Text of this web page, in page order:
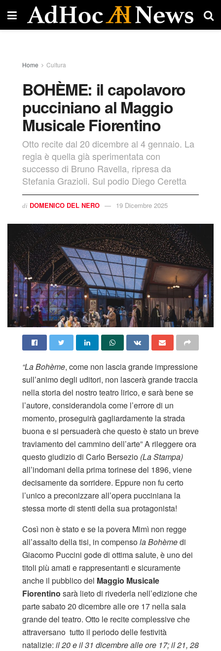
Home Cultura
BOHÈME: il capolavoro
pucciniano al Maggio
Musicale Fiorentino
Otto recite dal 20 dicembre al 4 gennaio. La
regia è quella già sperimentata con
successo di Bruno Ravella, ripresa da
Stefania Grazioli. Sul podio Diego Ceretta
di DOMENICO DEL NERO 19 Dicembre 2025
“La Bohème, come non lascia grande impressione
sull’animo degli uditori, non lascerà grande traccia
nella storia del nostro teatro lirico, e sarà bene se
l’autore, considerandola come l’errore di un
momento, proseguirà gagliardamente la strada
buona e si persuaderà che questo è stato un breve
traviamento del cammino dell’arte” A rileggere ora
questo giudizio di Carlo Bersezio (La Stampa)
all’indomani della prima torinese del 1896, viene
decisamente da sorridere. Eppure non fu certo
l’unico a preconizzare all’opera pucciniana la
stessa morte di stenti della sua protagonista!
Così non è stato e se la povera Mimì non regge
all’assalto della tisi, in compensola Bohèmedi
Giacomo Puccini gode di ottima salute, è uno dei
titoli più amati e rappresentanti e sicuramente
anche il pubblico del Maggio Musicale
Fiorentino sarà lieto di rivederla nell’edizione che
parte sabato 20 dicembre alle ore 17 nella sala
grande del teatro. Otto le recite complessive che
attraversano tutto il periodo delle festività
natalizie: il 20 e il 31 dicembre alle ore 17; il 21, 28